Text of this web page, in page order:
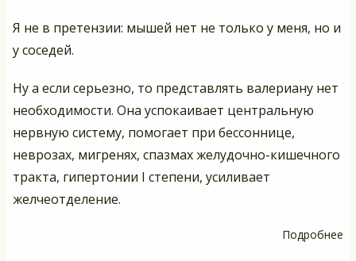
Я не в претензии: мышей нет не только у меня, но и
у соседей.
Ну а если серьезно, то представлять валериану нет
необходимости. Она успокаивает центральную
нервную систему, помогает при бессоннице,
неврозах, мигренях, спазмах желудочно-кишечного
тракта, гипертонии I степени, усиливает
желчеотделение.
Подробнее